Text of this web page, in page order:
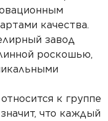
качества.
завод
роскошью,
к группе
что каждый